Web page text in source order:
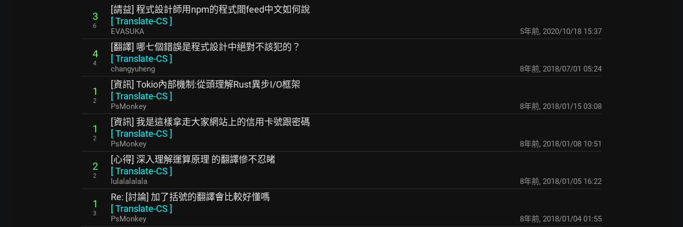
3
6
[請益] 程式設計師用npm的程式間feed中文如何說
[Translate-CS ]
EVASUKA 5年前, 2020/10/18 15:37
4
4
[翻譯] 哪七個錯誤是程式設計中絕對不該犯的？
[Translate-CS ]
changyuheng 8年前, 2018/07/01 05:24
1
2
[資訊] Tokio內部機制:從頭理解Rust異步I/O框架
[Translate-CS ]
PsMonkey 8年前, 2018/01/15 03:08
1
2
[資訊] 我是這樣拿走大家網站上的信用卡號跟密碼
[Translate-CS ]
PsMonkey 8年前, 2018/01/08 10:51
2
2
[心得] 深入理解運算原理 的翻譯慘不忍睹
[Translate-CS ]
lulalalalala 8年前, 2018/01/05 16:22
1
3
Re: [討論] 加了括號的翻譯會比較好懂嗎
[Translate-CS ]
PsMonkey 8年前, 2018/01/04 01:55